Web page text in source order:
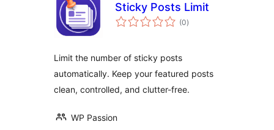
Sticky Posts Limit
(0общо
оценки
)
Limit the number of sticky posts
automatically. Keep your featured posts
clean, controlled, and clutter-free.
WP Passion